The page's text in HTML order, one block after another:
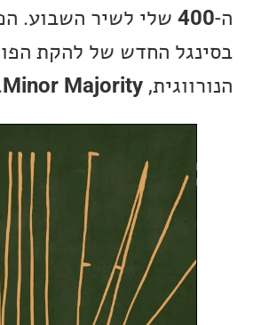
שלי לשיר השבוע. הפעם
החדש של להקת הפופ-רוק
Minor Majority
.